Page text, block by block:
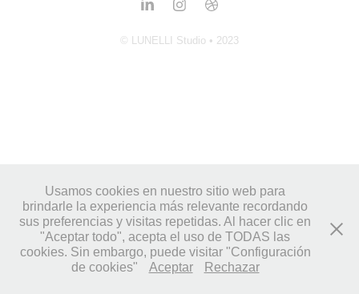
© LUNELLI Studio • 2023
Usamos cookies en nuestro sitio web para
brindarle la experiencia más relevante recordando
sus preferencias y visitas repetidas. Al hacer clic en
"Aceptar todo", acepta el uso de TODAS las
cookies. Sin embargo, puede visitar "Configuración
de cookies"
Aceptar Rechazar